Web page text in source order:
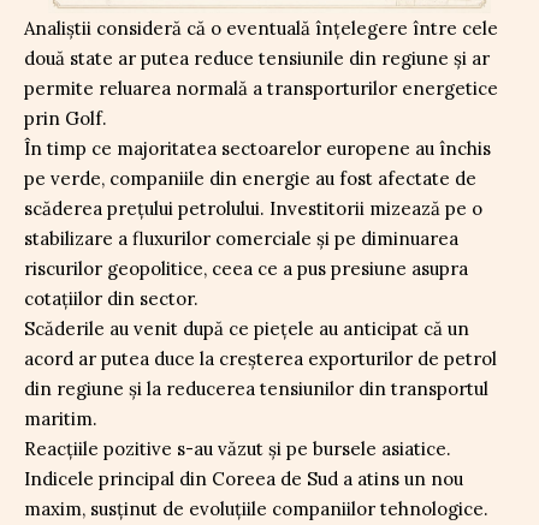
Analiștii consideră că o eventuală înțelegere între cele
două state ar putea reduce tensiunile din regiune și ar
permite reluarea normală a transporturilor energetice
prin Golf.
În timp ce majoritatea sectoarelor europene au închis
pe verde, companiile din energie au fost afectate de
scăderea prețului petrolului. Investitorii mizează pe o
stabilizare a fluxurilor comerciale și pe diminuarea
riscurilor geopolitice, ceea ce a pus presiune asupra
cotațiilor din sector.
Scăderile au venit după ce piețele au anticipat că un
acord ar putea duce la creșterea exporturilor de petrol
din regiune și la reducerea tensiunilor din transportul
maritim.
Reacțiile pozitive s-au văzut și pe bursele asiatice.
Indicele principal din Coreea de Sud a atins un nou
maxim, susținut de evoluțiile companiilor tehnologice.